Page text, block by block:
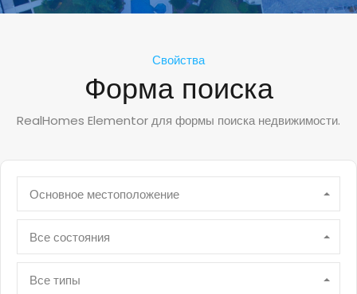
Свойства
Форма поиска
RealHomes Elementor для формы поиска недвижимости.
Основное местоположение
Все состояния
Все типы